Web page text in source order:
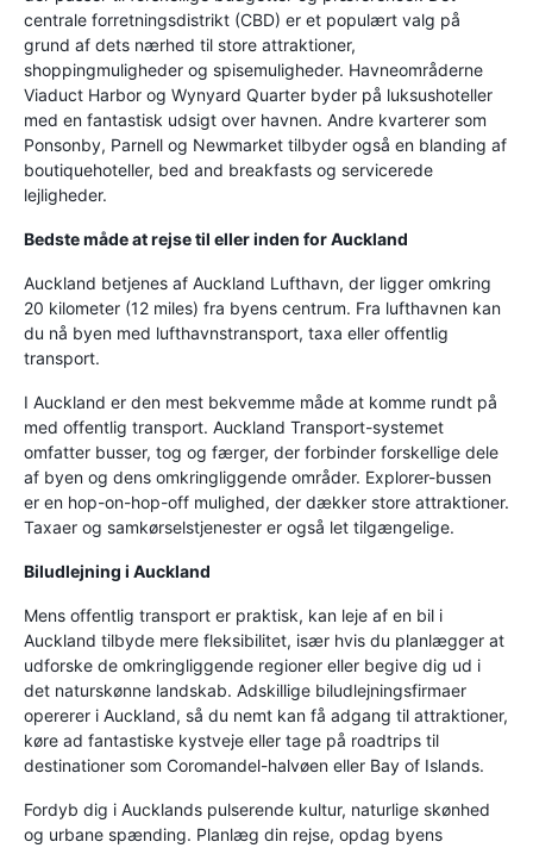
centrale forretningsdistrikt (CBD) er et populært valg på
grund af dets nærhed til store attraktioner,
shoppingmuligheder og spisemuligheder. Havneområderne
Viaduct Harbor og Wynyard Quarter byder på luksushoteller
med en fantastisk udsigt over havnen. Andre kvarterer som
Ponsonby, Parnell og Newmarket tilbyder også en blanding af
boutiquehoteller, bed and breakfasts og servicerede
lejligheder.
Bedste måde at rejse til eller inden for Auckland
Auckland betjenes af Auckland Lufthavn, der ligger omkring
20 kilometer (12 miles) fra byens centrum. Fra lufthavnen kan
du nå byen med lufthavnstransport, taxa eller offentlig
transport.
I Auckland er den mest bekvemme måde at komme rundt på
med offentlig transport. Auckland Transport-systemet
omfatter busser, tog og færger, der forbinder forskellige dele
af byen og dens omkringliggende områder. Explorer-bussen
er en hop-on-hop-off mulighed, der dækker store attraktioner.
Taxaer og samkørselstjenester er også let tilgængelige.
Biludlejning i Auckland
Mens offentlig transport er praktisk, kan leje af en bil i
Auckland tilbyde mere fleksibilitet, især hvis du planlægger at
udforske de omkringliggende regioner eller begive dig ud i
det naturskønne landskab. Adskillige biludlejningsfirmaer
opererer i Auckland, så du nemt kan få adgang til attraktioner,
køre ad fantastiske kystveje eller tage på roadtrips til
destinationer som Coromandel-halvøen eller Bay of Islands.
Fordyb dig i Aucklands pulserende kultur, naturlige skønhed
og urbane spænding. Planlæg din rejse, opdag byens